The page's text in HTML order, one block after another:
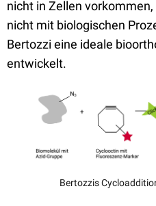
nicht in Zellen
nicht mit biologischen
Bertozzi eine ideale
entwickelt.
Bertozzis